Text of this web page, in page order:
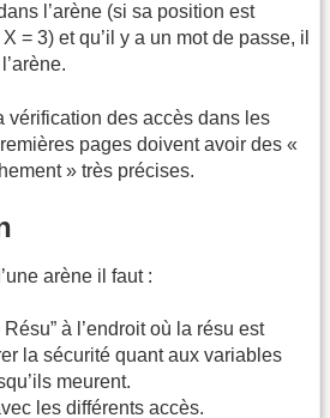
l’arène (si sa position est
= 3) et qu’il y a un mot de passe, il
vérification des accès dans les
pages doivent avoir des «
» très précises.
arène il faut :
Résu” à l’endroit où la résu est
la sécurité quant aux variables
meurent.
les différents accès.